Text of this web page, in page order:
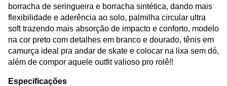
borracha de seringueira e borracha sintética, dando mais
flexibilidade e aderência ao solo, palmilha circular ultra
soft trazendo mais absorção de impacto e conforto, modelo
na cor preto com detalhes em branco e dourado, tênis em
camurça ideal pra andar de skate e colocar na lixa sem dó,
além de compor aquele outfit valioso pro rolê!!
Especificações